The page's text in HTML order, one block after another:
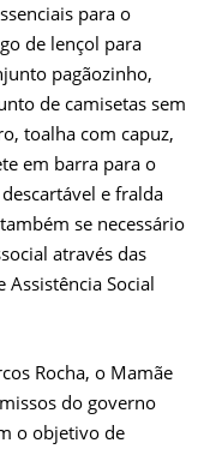
para o
de lençol para
pagãozinho,
de camisetas sem
toalha com capuz,
em barra para o
e fralda
se necessário
através das
Assistência Social
Rocha, o Mamãe
do governo
o objetivo de